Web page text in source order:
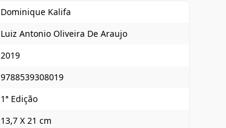
Dominique Kalifa
Luiz Antonio Oliveira De Araujo
2019
9788539308019
1ª Edição
13,7 X 21 cm